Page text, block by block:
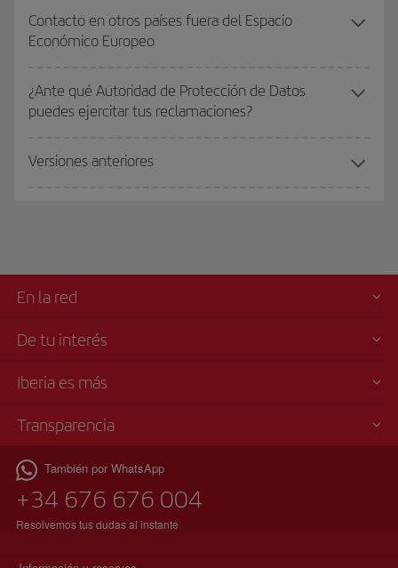
Contacto en otros países fuera del Espacio
Económico Europeo
¿Ante qué Autoridad de Protección de Datos
puedes ejercitar tus reclamaciones?
Versiones anteriores
En la red
De tu interés
Iberia es más
Transparencia
También por WhatsApp
+34 676 676 004
Resolvemos tus dudas al instante